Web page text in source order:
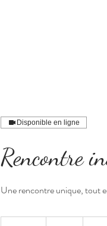
Disponible en ligne
Rencontre
Une rencontre unique, tout